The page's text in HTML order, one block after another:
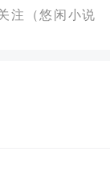
注（悠闲小说